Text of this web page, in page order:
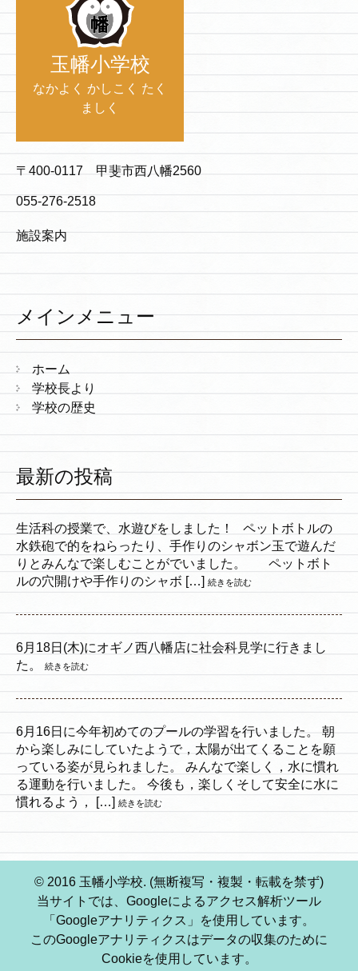
玉幡小学校
なかよく かしこく たく
ましく
〒400-0117 甲斐市西八幡2560
055-276-2518
施設案内
メインメニュー
ホーム
学校長より
学校の歴史
最新の投稿
生活科の授業で、水遊びをしました！ ペットボトルの
水鉄砲で的をねらったり、手作りのシャボン玉で遊んだ
りとみんなで楽しむことがでいました。 ペットボト
ルの穴開けや手作りのシャボ […] 続きを読む
6月18日(木)にオギノ西八幡店に社会科見学に行きまし
た。
続きを読む
6月16日に今年初めてのプールの学習を行いました。 朝
から楽しみにしていたようで，太陽が出てくることを願
っている姿が見られました。 みんなで楽しく，水に慣れ
る運動を行いました。 今後も，楽しくそして安全に水に
慣れるよう， […] 続きを読む
© 2016 玉幡小学校. (無断複写・複製・転載を禁ず)
当サイトでは、Googleによるアクセス解析ツール
「Googleアナリティクス」を使用しています。
このGoogleアナリティクスはデータの収集のために
Cookieを使用しています。